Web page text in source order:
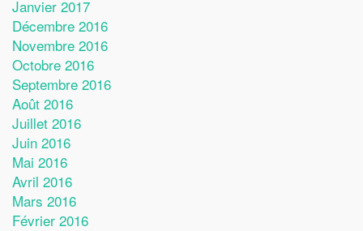
Janvier 2017
Décembre 2016
Novembre 2016
Octobre 2016
Septembre 2016
Août 2016
Juillet 2016
Juin 2016
Mai 2016
Avril 2016
Mars 2016
Février 2016